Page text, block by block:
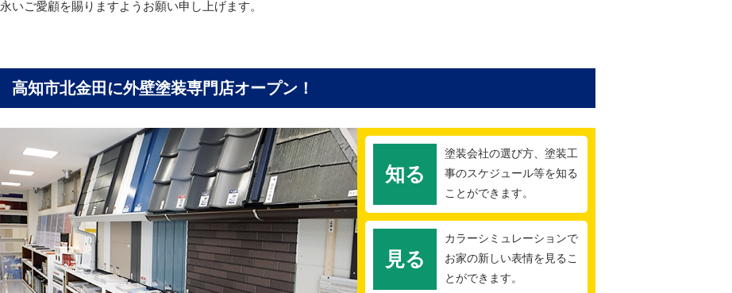
永いご愛顧を賜りますようお願い申し上げます。
高知市北金田に外壁塗装専門店オープン！
知る
塗装会社の選び方、塗装工
事のスケジュール等を知る
ことができます。
見る
カラーシミュレーションで
お家の新しい表情を見るこ
とができます。